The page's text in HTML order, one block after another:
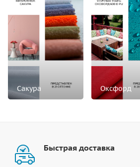
Сакура Оксфорд
Быстрая доставка